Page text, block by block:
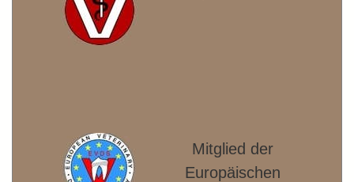
Mitglied der
Europäischen